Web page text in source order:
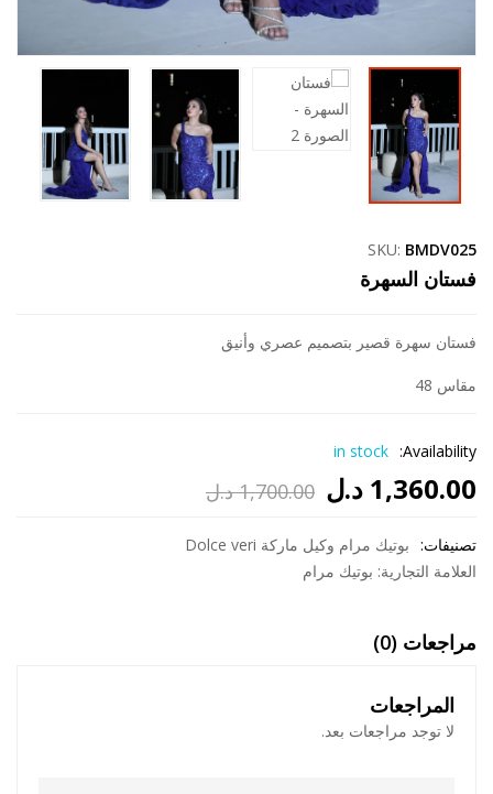
SKU: BMDV025
فستان السهرة
فستان سهرة قصير بتصميم عصري وأنيق
مقاس 48
Availability:
in stock
1,700.00 د.ل
الأصلي
هو:
1,360.00 د.ل
الحالي
هو:
تصنيفات: بوتيك مرام وكيل ماركة Dolce veri
العلامة التجارية: بوتيك مرام
مراجعات (0)
المراجعات
لا توجد مراجعات بعد.